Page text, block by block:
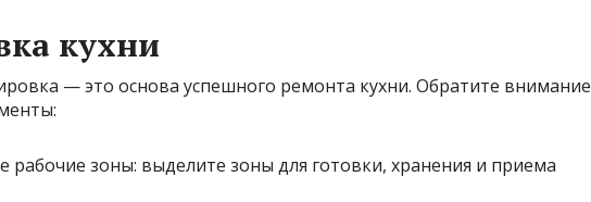
кухни
— это основа успешного ремонта кухни. Обратите внимание
рабочие зоны: выделите зоны для готовки, хранения и приема